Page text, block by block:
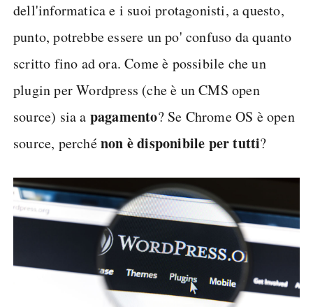
dell'informatica e i suoi protagonisti, a questo,
punto, potrebbe essere un po' confuso da quanto
scritto fino ad ora. Come è possibile che un
plugin per Wordpress (che è un CMS open
source) sia a pagamento? Se Chrome OS è open
source, perchénon è disponibile per tutti?